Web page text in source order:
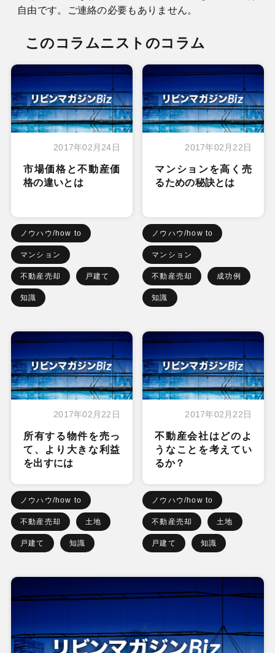
自由です。ご連絡の必要もありません。
このコラムニストのコラム
2017年02月24日
市場価格と不動産価
格の違いとは
ノウハウ/how to
マンション
不動産売却 戸建て
知識
2017年02月22日
マンションを高く売
るための秘訣とは
ノウハウ/how to
マンション
不動産売却 成功例
知識
2017年02月22日
所有する物件を売っ
て、より大きな利益
を出すには
ノウハウ/how to
不動産売却 土地
戸建て 知識
2017年02月22日
不動産会社はどのよ
うなことを考えてい
るか？
ノウハウ/how to
不動産売却 土地
戸建て 知識